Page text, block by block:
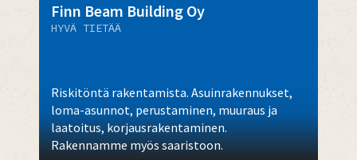
Finn Beam Building Oy
HYVÄ TIETÄÄ
Riskitöntä rakentamista. Asuinrakennukset,
loma-asunnot, perustaminen, muuraus ja
laatoitus, korjausrakentaminen.
Rakennamme myös saaristoon.